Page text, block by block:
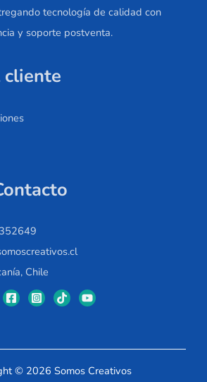
tecnología de calidad con
y soporte postventa.
cliente
Chile
© 2026 Somos Creativos